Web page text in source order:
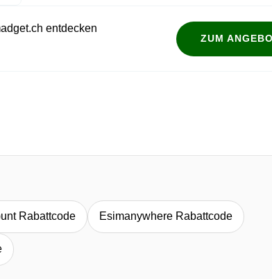
entdecken
ZUM
Rabattcode Esimanywhere Rabattcode